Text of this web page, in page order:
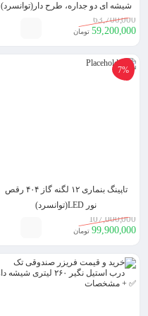
شیشه ای دو جداره، طرح دار(توانسرد)
63,700,000
59,200,000 تومان
7%
تاپینگ بنماری ۱۲ لگنه گاز ۴۰۴ رقص
نور LED(توانسرد)
107,000,000
99,900,000 تومان